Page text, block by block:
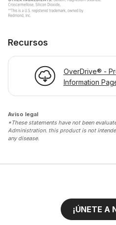
Recursos
OverDrive® -
Information
Aviso legal
*These statements have not been
Administration. this product is not
any disease.
¡ÚNETE A